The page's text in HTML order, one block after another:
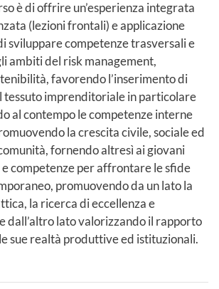
è di offrire un’esperienza integrata
(lezioni frontali) e applicazione
sviluppare competenze trasversali e
ambiti del risk management,
favorendo l’inserimento di
tessuto imprenditoriale in particolare
al contempo le competenze interne
la crescita civile, sociale ed
fornendo altresì ai giovani
competenze per affrontare le sfide
promuovendo da un lato la
la ricerca di eccellenza e
dall’altro lato valorizzando il rapporto
sue realtà produttive ed istituzionali.